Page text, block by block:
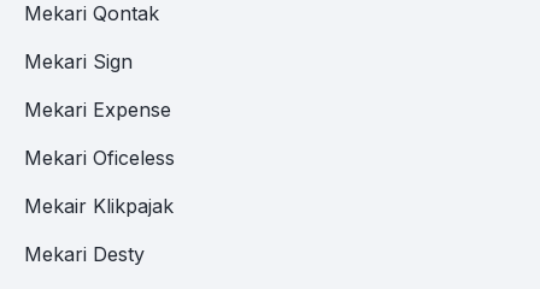
Mekari Qontak
Mekari Sign
Mekari Expense
Mekari Oficeless
Mekair Klikpajak
Mekari Desty